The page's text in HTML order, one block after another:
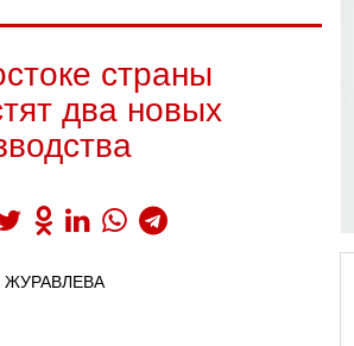
страны
два новых
ЖУРАВЛЕВА